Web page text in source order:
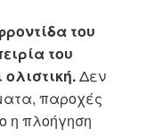
του
του
Δεν
παροχές
η πλοήγηση